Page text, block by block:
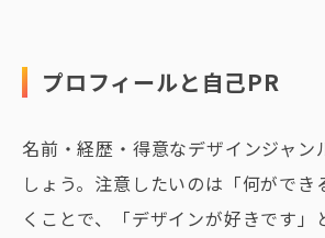
プロフィールと自己PR
名前・経歴・得意なデザインジャン
しょう。注意したいのは「何ができ
くことで、「デザインが好きです」